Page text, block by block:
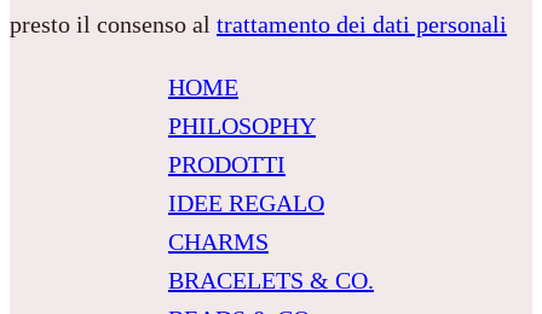
presto il consenso al trattamento dei dati personali
HOME
PHILOSOPHY
PRODOTTI
IDEE REGALO
CHARMS
BRACELETS & CO.